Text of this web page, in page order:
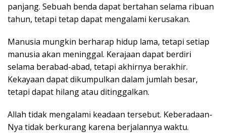
panjang. Sebuah benda dapat bertahan selama ribuan
tahun, tetapi tetap dapat mengalami kerusakan.
Manusia mungkin berharap hidup lama, tetapi setiap
manusia akan meninggal. Kerajaan dapat berdiri
selama berabad-abad, tetapi akhirnya berakhir.
Kekayaan dapat dikumpulkan dalam jumlah besar,
tetapi dapat hilang atau ditinggalkan.
Allah tidak mengalami keadaan tersebut. Keberadaan-
Nya tidak berkurang karena berjalannya waktu.